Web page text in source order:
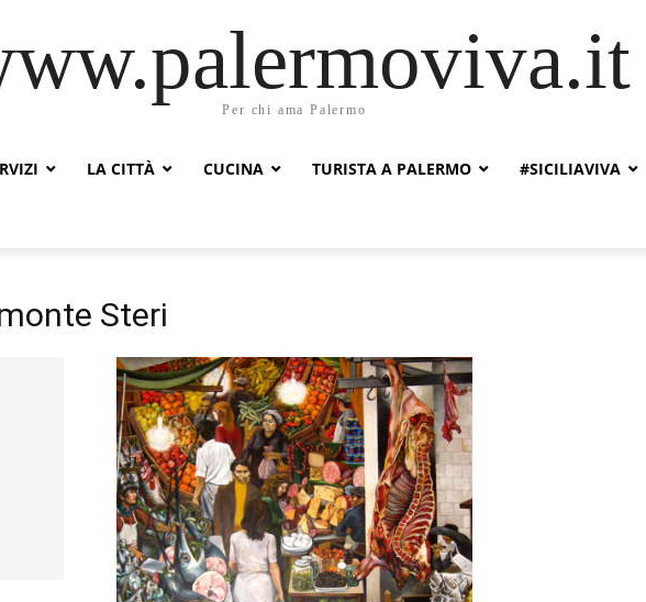
Per chi ama Palermo
LA CITTÀ CUCINA TURISTA A PALERMO #SICILIAVIVA
Steri